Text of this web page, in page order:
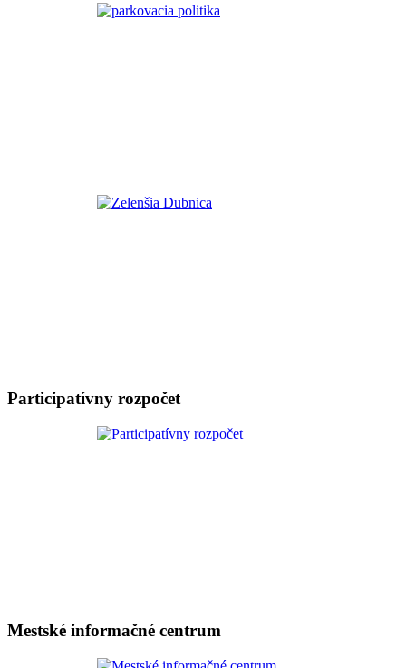
Participatívny rozpočet
Mestské informačné centrum